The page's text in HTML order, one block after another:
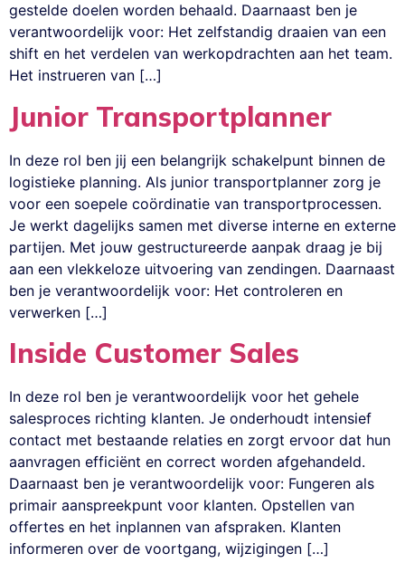
gestelde doelen worden behaald. Daarnaast ben je
verantwoordelijk voor: Het zelfstandig draaien van een
shift en het verdelen van werkopdrachten aan het team.
Het instrueren van […]
Junior Transportplanner
In deze rol ben jij een belangrijk schakelpunt binnen de
logistieke planning. Als junior transportplanner zorg je
voor een soepele coördinatie van transportprocessen.
Je werkt dagelijks samen met diverse interne en externe
partijen. Met jouw gestructureerde aanpak draag je bij
aan een vlekkeloze uitvoering van zendingen. Daarnaast
ben je verantwoordelijk voor: Het controleren en
verwerken […]
Inside Customer Sales
In deze rol ben je verantwoordelijk voor het gehele
salesproces richting klanten. Je onderhoudt intensief
contact met bestaande relaties en zorgt ervoor dat hun
aanvragen efficiënt en correct worden afgehandeld.
Daarnaast ben je verantwoordelijk voor: Fungeren als
primair aanspreekpunt voor klanten. Opstellen van
offertes en het inplannen van afspraken. Klanten
informeren over de voortgang, wijzigingen […]